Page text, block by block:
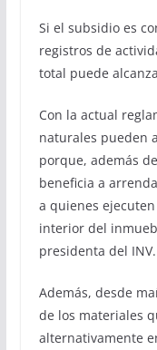
Si el subsidio es
registros de
total puede
Con la actual
naturales pueden
porque, además
beneficia a
a quienes
interior del
presidenta del INV.
Además, desde
de los materiales
alternativamente